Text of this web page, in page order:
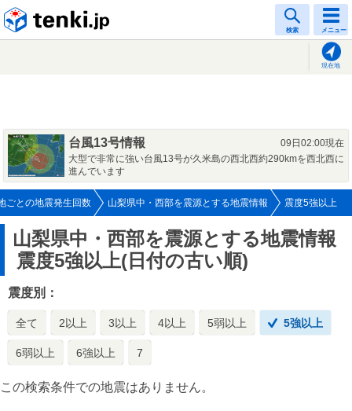
検索 メニュー
現在地
台風13号情報
09日02:00現在
大型で非常に強い台風13号が久米島の西北西約290kmを西北西に
進んでいます
ごとの地震発生回数 山梨県中・西部を震源とする地震情報 震度5強以上
山梨県中・西部を震源とする地震情報
震度5強以上(日付の古い順)
震度別：
全て 2以上 3以上 4以上 5弱以上 5強以上
6弱以上 6強以上 7
この検索条件での地震はありません。